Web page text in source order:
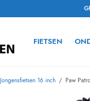
FIETSEN
Jongensfietsen 16 inch / Paw